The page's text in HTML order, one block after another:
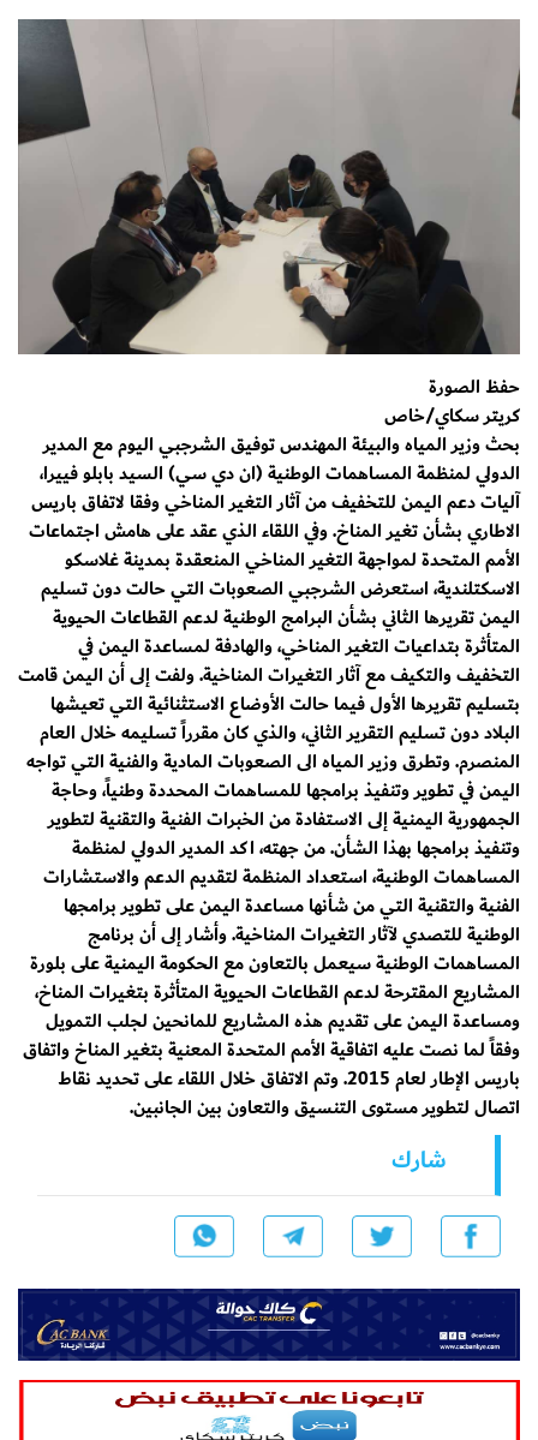
حفظ الصورة
كريتر سكاي/خاص
بحث وزير المياه والبيئة المهندس توفيق الشرجبي اليوم مع المدير
الدولي لمنظمة المساهمات الوطنية (ان دي سي) السيد بابلو فييرا،
آليات دعم اليمن للتخفيف من آثار التغير المناخي وفقا لاتفاق باريس
الاطاري بشأن تغير المناخ. وفي اللقاء الذي عقد على هامش اجتماعات
الأمم المتحدة لمواجهة التغير المناخي المنعقدة بمدينة غلاسكو
الاسكتلندية، استعرض الشرجبي الصعوبات التي حالت دون تسليم
اليمن تقريرها الثاني بشأن البرامج الوطنية لدعم القطاعات الحيوية
المتأثرة بتداعيات التغير المناخي، والهادفة لمساعدة اليمن في
التخفيف والتكيف مع آثار التغيرات المناخية. ولفت إلى أن اليمن قامت
بتسليم تقريرها الأول فيما حالت الأوضاع الاستثنائية التي تعيشها
البلاد دون تسليم التقرير الثاني، والذي كان مقرراً تسليمه خلال العام
المنصرم. وتطرق وزير المياه الى الصعوبات المادية والفنية التي تواجه
اليمن في تطوير وتنفيذ برامجها للمساهمات المحددة وطنياً، وحاجة
الجمهورية اليمنية إلى الاستفادة من الخبرات الفنية والتقنية لتطوير
وتنفيذ برامجها بهذا الشأن. من جهته، اكد المدير الدولي لمنظمة
المساهمات الوطنية، استعداد المنظمة لتقديم الدعم والاستشارات
الفنية والتقنية التي من شأنها مساعدة اليمن على تطوير برامجها
الوطنية للتصدي لآثار التغيرات المناخية. وأشار إلى أن برنامج
المساهمات الوطنية سيعمل بالتعاون مع الحكومة اليمنية على بلورة
المشاريع المقترحة لدعم القطاعات الحيوية المتأثرة بتغيرات المناخ،
ومساعدة اليمن على تقديم هذه المشاريع للمانحين لجلب التمويل
وفقاً لما نصت عليه اتفاقية الأمم المتحدة المعنية بتغير المناخ واتفاق
باريس الإطار لعام 2015. وتم الاتفاق خلال اللقاء على تحديد نقاط
اتصال لتطوير مستوى التنسيق والتعاون بين الجانبين.
شارك